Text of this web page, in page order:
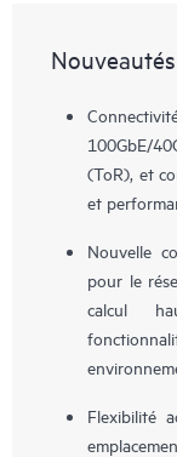
Nouveautés
100GbE/
(ToR), et
et
Nouvelle
pour le
calcul
Flexibilité